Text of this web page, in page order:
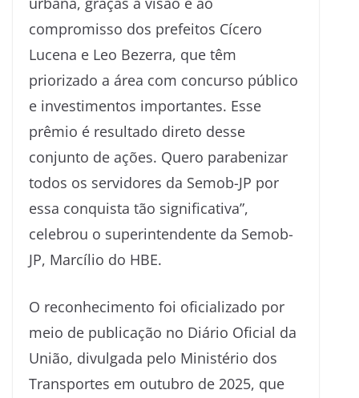
compromisso dos prefeitos Cícero
Lucena e Leo Bezerra, que têm
priorizado a área com concurso público
e investimentos importantes. Esse
prêmio é resultado direto desse
conjunto de ações. Quero parabenizar
todos os servidores da Semob-JP por
essa conquista tão significativa”,
celebrou o superintendente da Semob-
JP, Marcílio do HBE.
O reconhecimento foi oficializado por
meio de publicação no Diário Oficial da
União, divulgada pelo Ministério dos
Transportes em outubro de 2025, que